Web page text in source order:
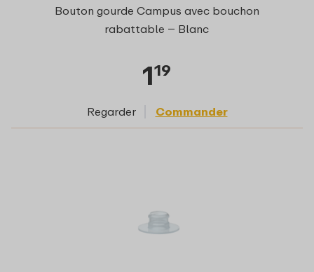
Bouton gourde Campus avec bouchon
rabattable – Blanc
119
Regarder Commander